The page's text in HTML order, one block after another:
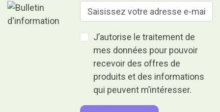
J’autorise le traitement de
mes données pour pouvoir
recevoir des offres de
produits et des informations
qui peuvent m’intéresser.